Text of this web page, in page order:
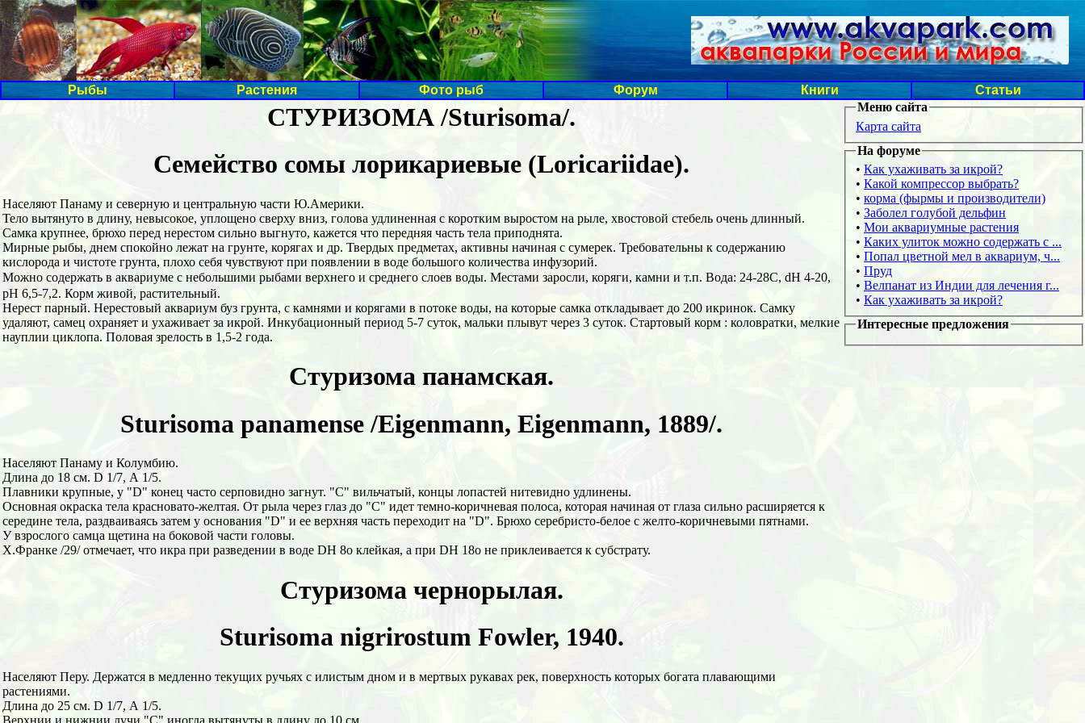
Рыбы Растения Фото рыб Форум Книги Статьи
СТУРИЗОМА /Sturisoma/.
Семейство сомы лорикариевые (Loricariidae).
Населяют Панаму и северную и центральную части Ю.Америки.
Тело вытянуто в длину, невысокое, уплощено сверху вниз, голова удлиненная с коротким выростом на рыле, хвостовой стебель очень длинный.
Самка крупнее, брюхо перед нерестом сильно выгнуто, кажется что передняя часть тела приподнята.
Мирные рыбы, днем спокойно лежат на грунте, корягах и др. Твердых предметах, активны начиная с сумерек. Требовательны к содержанию
кислорода и чистоте грунта, плохо себя чувствуют при появлении в воде большого количества инфузорий.
Можно содержать в аквариуме с небольшими рыбами верхнего и среднего слоев воды. Местами заросли, коряги, камни и т.п. Вода: 24-28С, dН 4-20,
рН 6,5-7,2. Корм живой, растительный.
Нерест парный. Нерестовый аквариум буз грунта, с камнями и корягами в потоке воды, на которые самка откладывает до 200 икринок. Самку
удаляют, самец охраняет и ухаживает за икрой. Инкубационный период 5-7 суток, мальки плывут через 3 суток. Стартовый корм : коловратки, мелкие
науплии циклопа. Половая зрелость в 1,5-2 года.
Стуризома панамская.
Sturisoma panamense /Eigenmann, Eigenmann, 1889/.
Населяют Панаму и Колумбию.
Длина до 18 см. D 1/7, А 1/5.
Плавники крупные, у "D" конец часто серповидно загнут. "С" вильчатый, концы лопастей нитевидно удлинены.
Основная окраска тела красновато-желтая. От рыла через глаз до "С" идет темно-коричневая полоса, которая начиная от глаза сильно расширяется к
середине тела, раздваиваясь затем у основания "D" и ее верхняя часть переходит на "D". Брюхо серебристо-белое с желто-коричневыми пятнами.
У взрослого самца щетина на боковой части головы.
Х.Франке /29/ отмечает, что икра при разведении в воде DН 8о клейкая, а при DН 18о не приклеивается к субстрату.
Стуризома чернорылая.
Sturisoma nigrirostum Fowler, 1940.
Населяют Перу. Держатся в медленно текущих ручьях с илистым дном и в мертвых рукавах рек, поверхность которых богата плавающими
растениями.
Длина до 25 см. D 1/7, А 1/5.
Верхнии и нижнии лучи "С" иногда вытянуты в длину до 10 см.
Меню сайта
Карта сайта
На форуме
• Как ухаживать за икрой?
• Какой компрессор выбрать?
• корма (фырмы и производители)
• Заболел голубой дельфин
• Мои аквариумные растения
• Каких улиток можно содержать с ...
• Попал цветной мел в аквариум, ч...
• Пруд
• Велпанат из Индии для лечения г...
• Как ухаживать за икрой?
Интересные предложения